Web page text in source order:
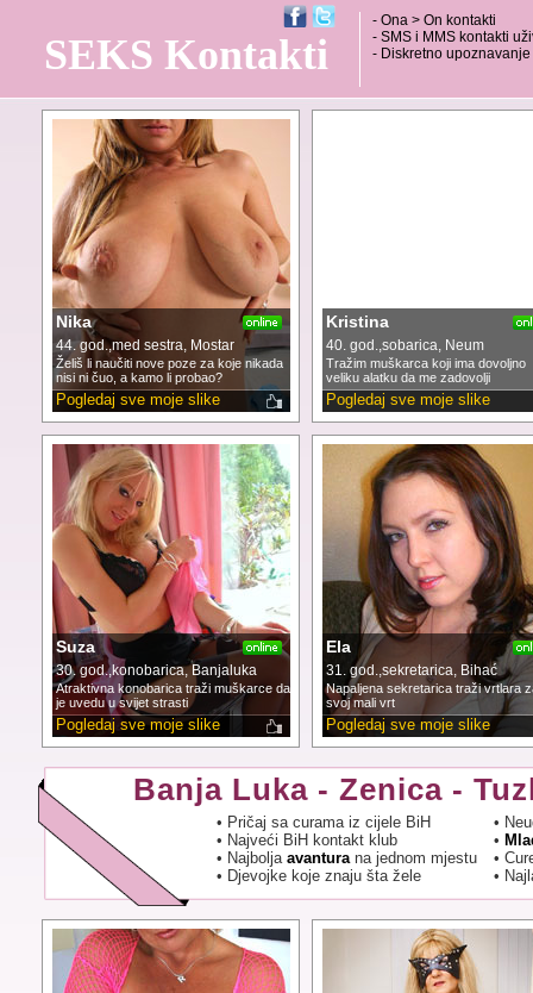
SEKS Kontakti
- Ona > On kontakti
- SMS i MMS kontakti
- Diskretno
Nika
44. god.,med sestra, Mostar
Želiš li naučiti nove poze za koje nikada
nisi ni čuo, a kamo li probao?
Pogledaj sve moje slike
Kristina
40. god.,sobarica, Neum
Tražim muškarca koji ima dovoljno
veliku alatku da me zadovolji
Pogledaj sve moje slike
Suza
30. god.,konobarica, Banjaluka
Atraktivna konobarica traži muškarce da
je uvedu u svijet strasti
Pogledaj sve moje slike
Ela
31. god.,sekretarica, Bihać
Napaljena sekretarica traži vrtlara
svoj mali vrt
Pogledaj sve moje slike
Banja Luka - Zenica -
• Pričaj sa curama iz cijele BiH
• Najveći BiH kontakt klub
• Najbolja avanturana jednom mjestu
• Djevojke koje znaju šta žele
•
•
•
•